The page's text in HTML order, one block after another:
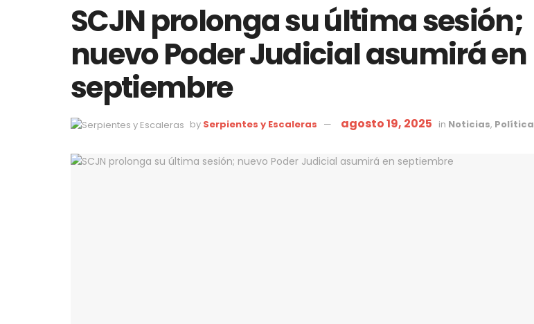
SCJN prolonga su última sesión;
nuevo Poder Judicial asumirá en
septiembre
by Serpientes y Escaleras agosto 19, 2025 in Noticias, Política